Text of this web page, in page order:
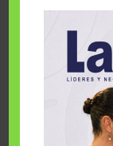
Cuando la
sueños